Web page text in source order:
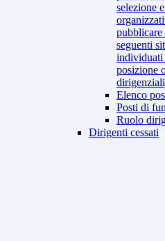
selezione
pubblicare
seguenti
individuati
posizione
Elenco
Posti di
Ruolo
Dirigenti cessati